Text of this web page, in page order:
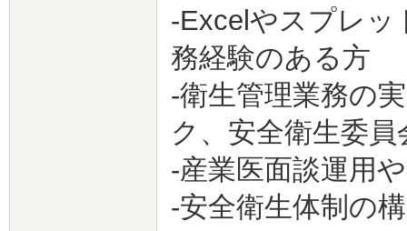
-Excelやスプレッ
務経験のある方
-衛生管理業務の
ク、安全衛生委
-産業医面談運用
-安全衛生体制の